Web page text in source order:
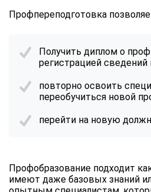
Профпереподготовка
Получить диплом о
регистрацией
повторно освоить
переобучиться новой
перейти на новую
Профобразование подходит
имеют даже базовых знаний